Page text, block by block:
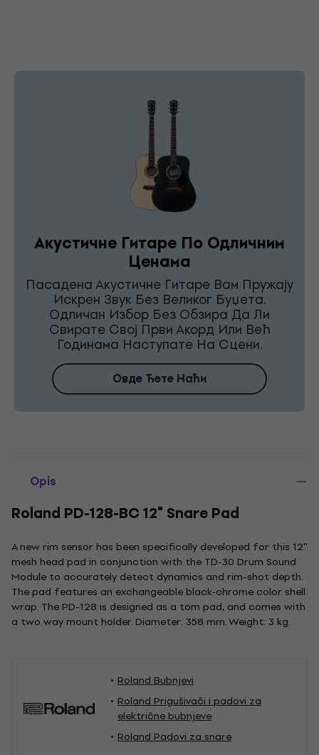
Акустичне Гитаре По Одличним
Ценама
Пасадена Акустичне Гитаре Вам Пружају
Искрен Звук Без Великог Буџета.
Одличан Избор Без Обзира Да Ли
Свирате Свој Први Акорд Или Већ
Годинама Наступате На Сцени.
Овде Ћете Наћи
Opis
Roland PD-128-BC 12" Snare Pad
A new rim sensor has been specifically developed for this 12''
mesh head pad in conjunction with the TD-30 Drum Sound
Module to accurately detect dynamics and rim-shot depth.
The pad features an exchangeable black-chrome color shell
wrap. The PD-128 is designed as a tom pad, and comes with
a two way mount holder. Diameter: 358 mm. Weight: 3 kg.
Roland Bubnjevi
Roland Prigušivači i padovi za
električne bubnjeve
Roland Padovi za snare